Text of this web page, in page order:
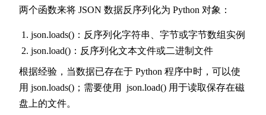
两个函数来将 JSON 数据反序列化为 Python 对象：
json.loads()：反序列化字符串、字节或字节数组实例
json.load()：反序列化文本文件或二进制文件
根据经验，当数据已存在于 Python 程序中时，可以使
用 json.loads()；需要使用 json.load() 用于读取保存在磁
盘上的文件。